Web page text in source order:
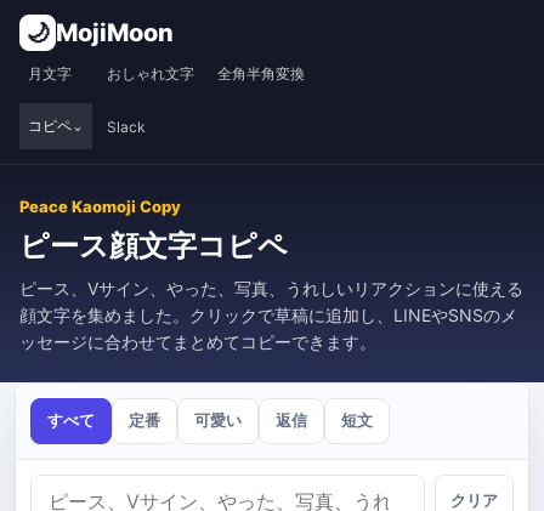
🌙 MojiMoon
月文字 おしゃれ文字 全角半角変換
コピペ Slack
Peace Kaomoji Copy
ピース顔文字コピペ
ピース、Vサイン、やった、写真、うれしいリアクションに使える
顔文字を集めました。クリックで草稿に追加し、LINEやSNSのメ
ッセージに合わせてまとめてコピーできます。
すべて 定番 可愛い 返信 短文
クリア